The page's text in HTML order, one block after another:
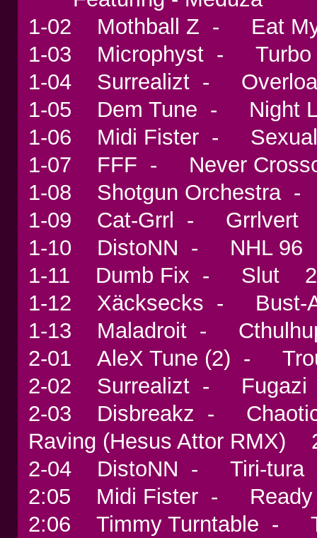
1-02 Mothball Z - Eat
1-03 Microphyst -
1-04 Surrealizt -
1-05 Dem Tune -
1-06 Midi Fister -
1-07 FFF - Never
1-08 Shotgun
1-09 Cat-Grrl -
1-10 DistoNN - NHL
1-11 Dumb Fix - Slut
1-12 Xäcksecks -
1-13 Maladroit -
2-01 AleX Tune (2) -
2-02 Surrealizt -
2-03 Disbreakz - Chaotic,
Raving (Hesus Attor
2-04 DistoNN - Tiri-
2:05 Midi Fister -
2:06 Timmy Turntable -